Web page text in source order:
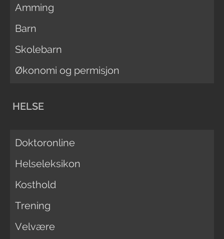
Amming
Barn
Skolebarn
Økonomi og permisjon
HELSE
Doktoronline
Helseleksikon
Kosthold
Trening
Velvære